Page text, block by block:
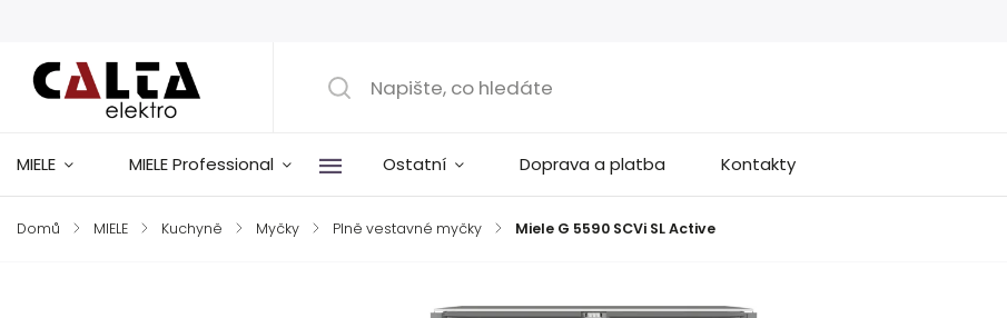
MIELE MIELE Professional Ostatní Doprava a platba Kontakty
Domů / MIELE / Kuchyně / Myčky / Plně vestavné myčky / Miele G 5590 SCVi SL Active